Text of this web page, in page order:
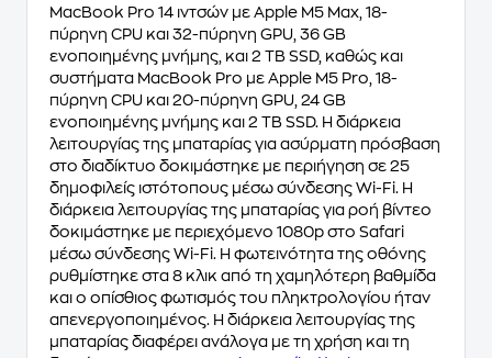
MacBook Pro 14 ιντσών με Apple M5 Max, 18-
πύρηνη CPU και 32-πύρηνη GPU, 36 GB
ενοποιημένης μνήμης, και 2 TB SSD, καθώς και
συστήματα MacBook Pro με Apple M5 Pro, 18-
πύρηνη CPU και 20-πύρηνη GPU, 24 GB
ενοποιημένης μνήμης και 2 TB SSD. Η διάρκεια
λειτουργίας της μπαταρίας για ασύρματη πρόσβαση
στο διαδίκτυο δοκιμάστηκε με περιήγηση σε 25
δημοφιλείς ιστότοπους μέσω σύνδεσης Wi-Fi. Η
διάρκεια λειτουργίας της μπαταρίας για ροή βίντεο
δοκιμάστηκε με περιεχόμενο 1080p στο Safari
μέσω σύνδεσης Wi-Fi. Η φωτεινότητα της οθόνης
ρυθμίστηκε στα 8 κλικ από τη χαμηλότερη βαθμίδα
και ο οπίσθιος φωτισμός του πληκτρολογίου ήταν
απενεργοποιημένος. Η διάρκεια λειτουργίας της
μπαταρίας διαφέρει ανάλογα με τη χρήση και τη